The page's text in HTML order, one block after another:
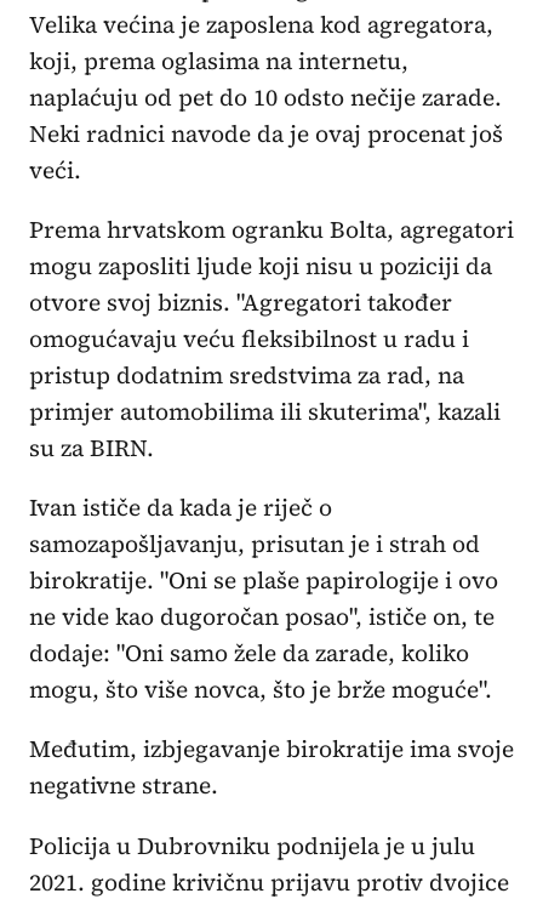
Velika većina je zaposlena kod agregatora,
koji, prema oglasima na internetu,
naplaćuju od pet do 10 odsto nečije zarade.
Neki radnici navode da je ovaj procenat još
veći.
Prema hrvatskom ogranku Bolta, agregatori
mogu zaposliti ljude koji nisu u poziciji da
otvore svoj biznis. "Agregatori također
omogućavaju veću fleksibilnost u radu i
pristup dodatnim sredstvima za rad, na
primjer automobilima ili skuterima", kazali
su za BIRN.
Ivan ističe da kada je riječ o
samozapošljavanju, prisutan je i strah od
birokratije. "Oni se plaše papirologije i ovo
ne vide kao dugoročan posao", ističe on, te
dodaje: "Oni samo žele da zarade, koliko
mogu, što više novca, što je brže moguće".
Međutim, izbjegavanje birokratije ima svoje
negativne strane.
Policija u Dubrovniku podnijela je u julu
2021. godine krivičnu prijavu protiv dvojice